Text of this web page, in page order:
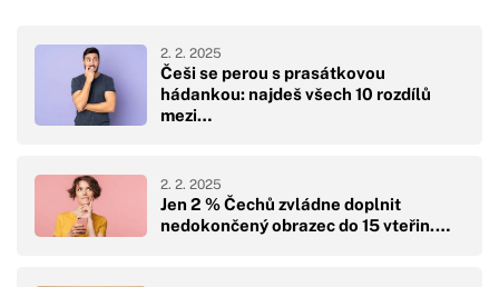
Češi se perou s prasátkovou
hádankou: najdeš všech 10 rozdílů
mezi…
2. 2. 2025
Jen 2 % Čechů zvládne doplnit
nedokončený obrazec do 15 vteřin.…
2. 2. 2025